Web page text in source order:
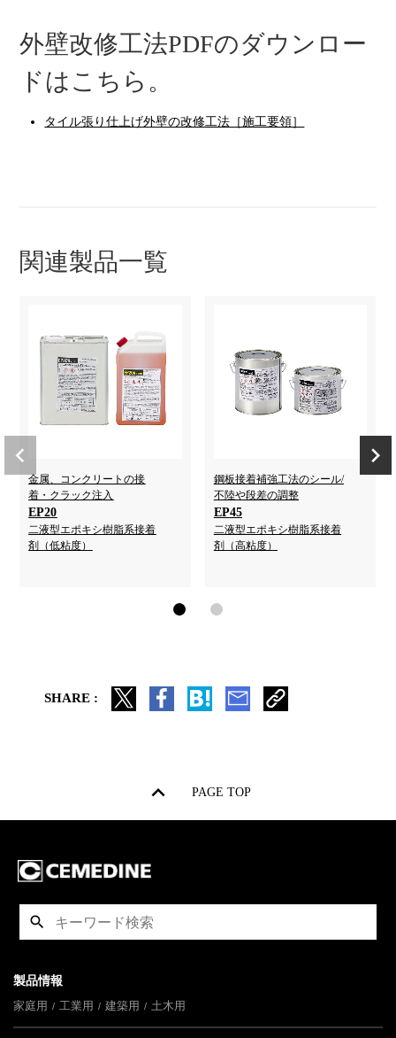
外壁改修工法PDFのダウンロー
ドはこちら。
タイル張り仕上げ外壁の改修工法［施工要領］
関連製品一覧
金属、コンクリートの接
着・クラック注入
EP20
二液型エポキシ樹脂系接着
剤（低粘度）
鋼板接着補強工法のシール/
不陸や段差の調整
EP45
二液型エポキシ樹脂系接着
剤（高粘度）
SHARE :
PAGE TOP
製品情報
家庭用
工業用 建築用 土木用